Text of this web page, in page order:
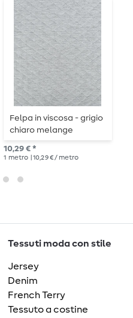
Felpa in viscosa - grigio
chiaro melange
10,29 € *
1 metro | 10,29 € / metro
Tessuti moda con stile
Jersey
Denim
French Terry
Tessuto a costine